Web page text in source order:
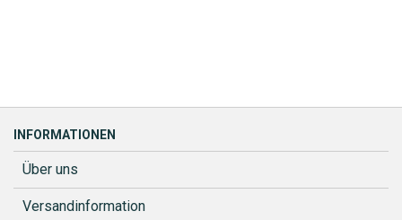
INFORMATIONEN
Über uns
Versandinformation